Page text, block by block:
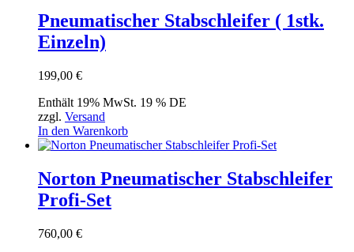
Pneumatischer Stabschleifer ( 1stk.
Einzeln)
199,00 €
Enthält 19% MwSt. 19 % DE
zzgl. Versand
In den Warenkorb
Norton Pneumatischer Stabschleifer
Profi-Set
760,00 €